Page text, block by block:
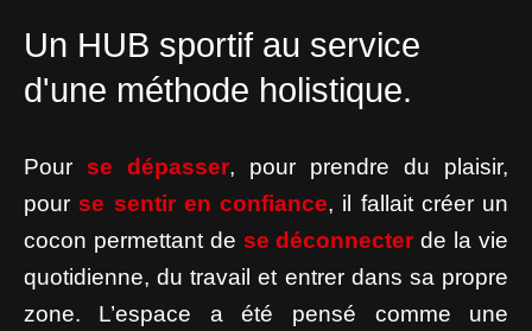
Un HUB sportif au service
d'une méthode holistique.
Pour se dépasser, pour prendre du plaisir,
pourse sentir en confiance, il fallait créer un
cocon permettant de se déconnecter de la vie
quotidienne, du travail et entrer dans sa propre
zone. L’espace a été pensé comme une